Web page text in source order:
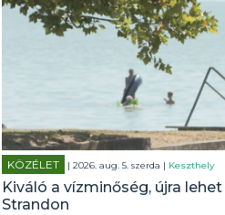
KÖZÉLET | 2026. aug. 5. szerda | Keszthely
Kiváló a vízminőség, újra
Strandon